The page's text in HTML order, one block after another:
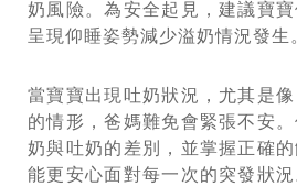
奶風險。為安全起見，建議寶
呈現仰睡姿勢減少溢奶情況發生
當寶寶出現吐奶狀況，尤其是
的情形，爸媽難免會緊張不安
奶與吐奶的差別，並掌握正確
能更安心面對每一次的突發狀